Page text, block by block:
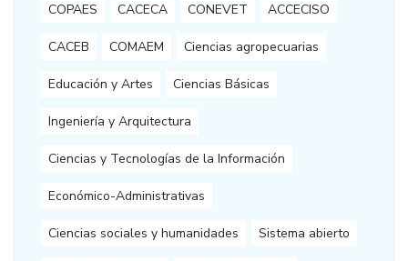
COPAES CACECA CONEVET ACCECISO
CACEB COMAEM Ciencias agropecuarias
Educación y Artes Ciencias Básicas
Ingeniería y Arquitectura
Ciencias y Tecnologías de la Información
Económico-Administrativas
Ciencias sociales y humanidades Sistema abierto